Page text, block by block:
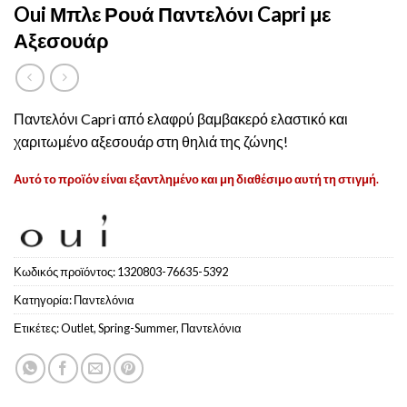
Oui Μπλε Ρουά Παντελόνι Capri με
Αξεσουάρ
Παντελόνι Capri από ελαφρύ βαμβακερό ελαστικό και
χαριτωμένο αξεσουάρ στη θηλιά της ζώνης!
Αυτό το προϊόν είναι εξαντλημένο και μη διαθέσιμο αυτή τη στιγμή.
Κωδικός προϊόντος:1320803-76635-5392
Κατηγορία:Παντελόνια
Ετικέτες:Outlet,Spring-Summer, Παντελόνια